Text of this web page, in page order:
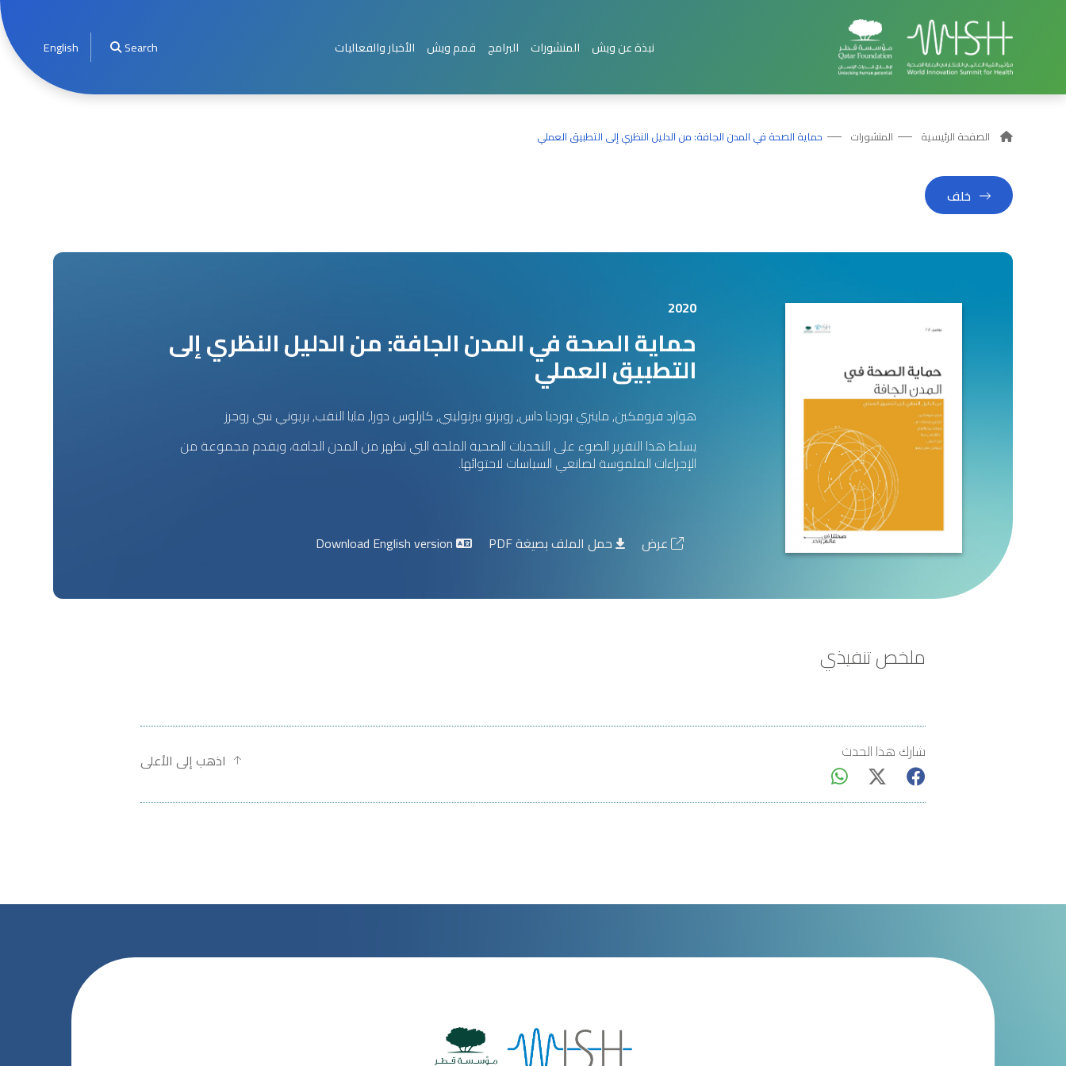
نبذة عن ويش المنشورات البرامج قمم ويش الأخبار والفعاليات Search
English
الصفحة الرئيسية المنشورات حماية الصحة في المدن الجافة: من الدليل النظري إلى التطبيق العملي
خلف
2020
حماية الصحة في المدن الجافة: من الدليل النظري إلى
التطبيق العملي
هوارد فرومكين, مايتري بورديا داس, روبرتو بيرتوليني, كارلوس دورا, مايا النقب, بريوني سي روجرز
يسلط هذا التقرير الضوء على التحديات الصحية الملحة التي تظهر من المدن الجافة، ويقدم مجموعة من
الإجراءات الملموسة لصانعي السياسات لاحتوائها.
عرض حمل الملف بصيغة PDF Download English version
ملخص تنفيذي
شارك هذا الحدث اذهب إلى الأعلى